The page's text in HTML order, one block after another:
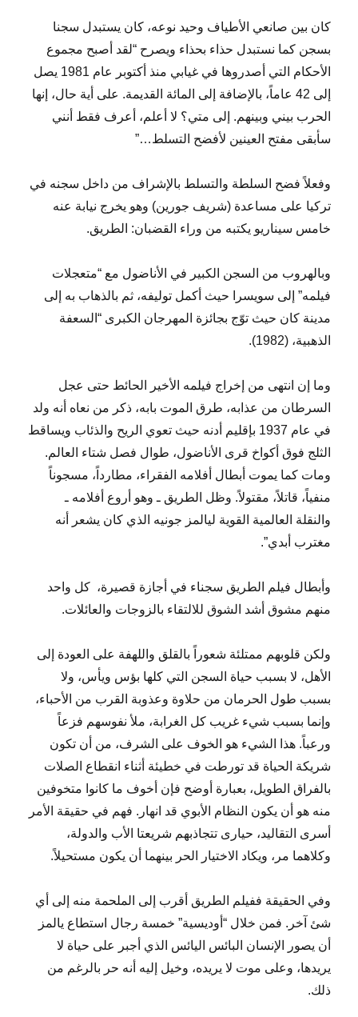
كان بين صانعي الأطياف وحيد نوعه، كان يستبدل سجنا
بسجن كما نستبدل حذاء بحذاء ويصرح “لقد أصبح مجموع
الأحكام التي أصدروها في غيابي منذ أكتوبر عام 1981 يصل
إلى 42 عاماً، بالإضافة إلى المائة القديمة. على أية حال، إنها
الحرب بيني وبينهم. إلى متي؟ لا أعلم، أعرف فقط أنني
سأبقى مفتح العينين لأفضح التسلط…”
وفعلاً فضح السلطة والتسلط بالإشراف من داخل سجنه في
تركيا على مساعدة (شريف جورين) وهو يخرج نيابة عنه
خامس سيناريو يكتبه من وراء القضبان: الطريق.
وبالهروب من السجن الكبير في الأناضول مع “متعجلات
فيلمه” إلى سويسرا حيث أكمل توليفه، ثم بالذهاب به إلى
مدينة كان حيث توّج بجائزة المهرجان الكبرى “السعفة
الذهبية، (1982).
وما إن انتهى من إخراج فيلمه الأخير الحائط حتى عجل
السرطان من عذابه، طرق الموت بابه، ذكر من نعاه أنه ولد
في عام 1937 بإقليم أدنه حيث تعوي الريح والذئاب ويساقط
الثلج فوق أكواخ قرى الأناضول، طوال فصل شتاء العالم.
ومات كما يموت أبطال أفلامه الفقراء، مطارداً، مسجوناً
منفياً، قاتلاً، مقتولاً. وظل الطريق ـ وهو أروع أفلامه ـ
والنقلة العالمية القوية ليالمز جونيه الذي كان يشعر أنه
مغترب أبدي”.
وأبطال فيلم الطريق سجناء في أجازة قصيرة، كل واحد
منهم مشوق أشد الشوق للالتقاء بالزوجات والعائلات.
ولكن قلوبهم ممتلئة شعوراً بالقلق واللهفة على العودة إلى
الأهل، لا بسبب حياة السجن التي كلها بؤس ويأس، ولا
بسبب طول الحرمان من حلاوة وعذوبة القرب من الأحباء،
وإنما بسبب شيء غريب كل الغرابة، ملأ نفوسهم فزعاً
ورعباً. هذا الشيء هو الخوف على الشرف، من أن تكون
شريكة الحياة قد تورطت في خطيئة أثناء انقطاع الصلات
بالفراق الطويل، بعبارة أوضح فإن أخوف ما كانوا متخوفين
منه هو أن يكون النظام الأبوي قد انهار. فهم في حقيقة الأمر
أسرى التقاليد، حيارى تتجاذبهم شريعتا الأب والدولة،
وكلاهما مر، ويكاد الاختيار الحر بينهما أن يكون مستحيلاً.
وفي الحقيقة ففيلم الطريق أقرب إلى الملحمة منه إلى أي
شئ آخر. فمن خلال “أوديسية” خمسة رجال استطاع يالمز
أن يصور الإنسان البائس اليائس الذي أجبر على حياة لا
يريدها، وعلى موت لا يريده، وخيل إليه أنه حر بالرغم من
ذلك.